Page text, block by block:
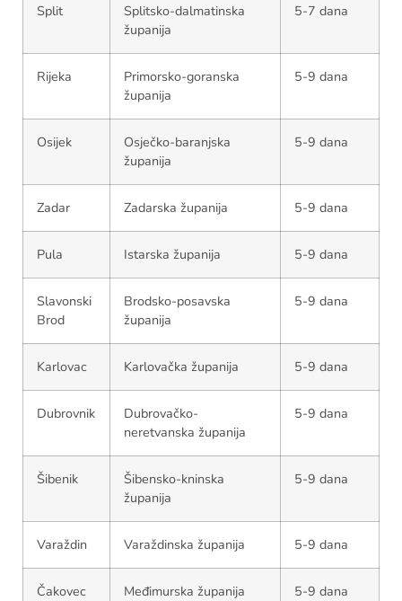
Split
Splitsko-dalmatinska
županija
5-7 dana
Rijeka
Primorsko-goranska
županija
5-9 dana
Osijek
Osječko-baranjska
županija
5-9 dana
Zadar Zadarska županija 5-9 dana
Pula Istarska županija 5-9 dana
Slavonski
Brod
Brodsko-posavska
županija
5-9 dana
Karlovac Karlovačka županija 5-9 dana
Dubrovnik
Dubrovačko-
neretvanska županija
5-9 dana
Šibenik
Šibensko-kninska
županija
5-9 dana
Varaždin Varaždinska županija 5-9 dana
Čakovec Međimurska županija 5-9 dana